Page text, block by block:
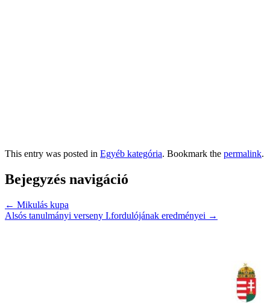
This entry was posted in Egyéb kategória. Bookmark the permalink.
Bejegyzés navigáció
← Mikulás kupa
Alsós tanulmányi verseny I.fordulójának eredményei →